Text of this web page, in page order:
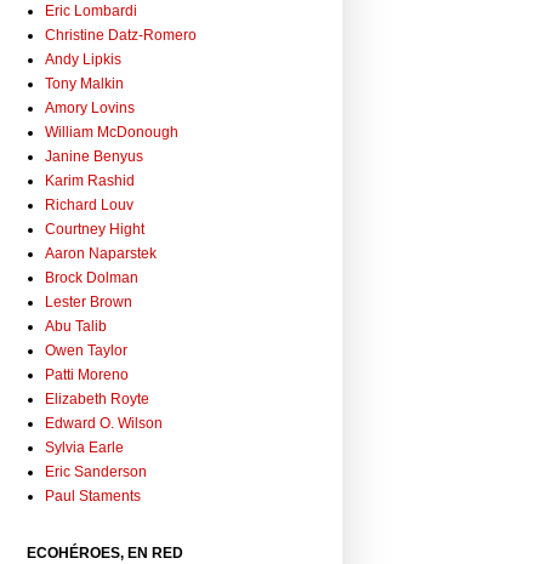
Eric Lombardi
Christine Datz-Romero
Andy Lipkis
Tony Malkin
Amory Lovins
William McDonough
Janine Benyus
Karim Rashid
Richard Louv
Courtney Hight
Aaron Naparstek
Brock Dolman
Lester Brown
Abu Talib
Owen Taylor
Patti Moreno
Elizabeth Royte
Edward O. Wilson
Sylvia Earle
Eric Sanderson
Paul Staments
ECOHÉROES, EN RED